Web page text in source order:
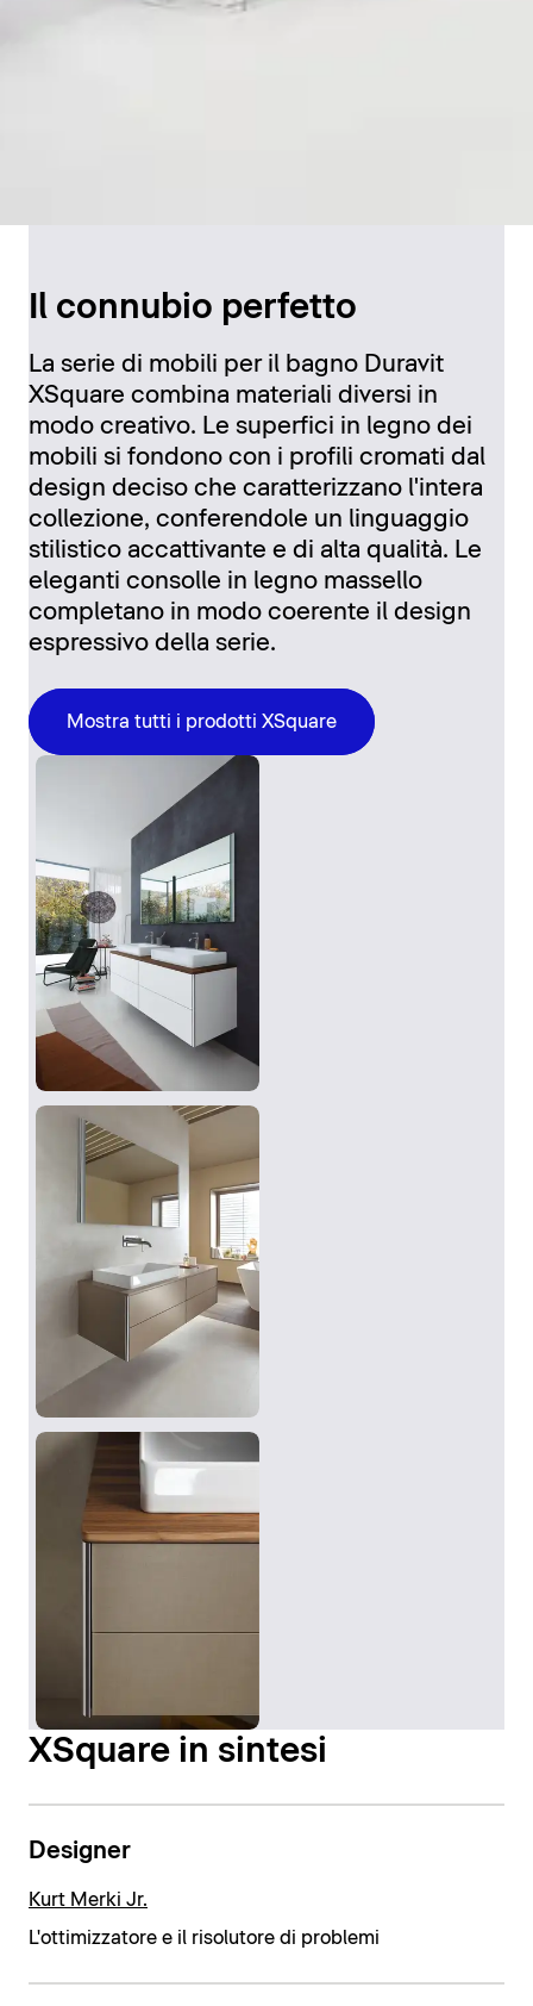
Il connubio perfetto
La serie di mobili per il bagno Duravit
XSquare combina materiali diversi in
modo creativo. Le superfici in legno dei
mobili si fondono con i profili cromati dal
design deciso che caratterizzano l'intera
collezione, conferendole un linguaggio
stilistico accattivante e di alta qualità. Le
eleganti consolle in legno massello
completano in modo coerente il design
espressivo della serie.
Mostra tutti i prodotti XSquare
XSquare in sintesi
Designer
Kurt Merki Jr.
L'ottimizzatore e il risolutore di problemi